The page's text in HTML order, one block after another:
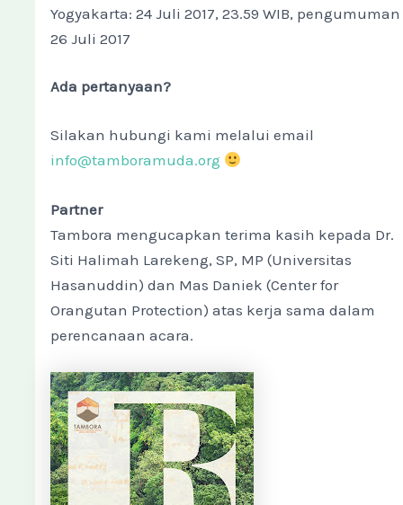
Yogyakarta: 24 Juli 2017, 23.59 WIB, pengumuman
26 Juli 2017
Ada pertanyaan?
Silakan hubungi kami melalui email
info@tamboramuda.org
Partner
Tambora mengucapkan terima kasih kepada Dr.
Siti Halimah Larekeng, SP, MP (Universitas
Hasanuddin) dan Mas Daniek (Center for
Orangutan Protection) atas kerja sama dalam
perencanaan acara.